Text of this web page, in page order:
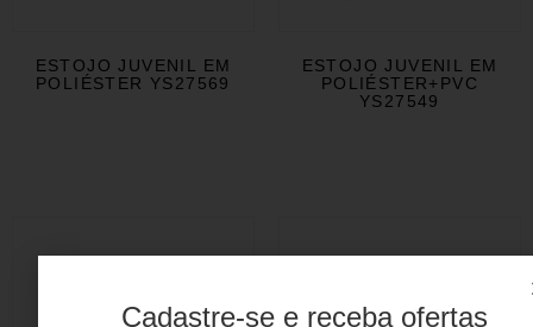
ESTOJO JUVENIL EM
POLIÉSTER YS27569
ESTOJO JUVENIL EM
POLIÉSTER+PVC
YS27549
Cadastre-se e receba ofertas